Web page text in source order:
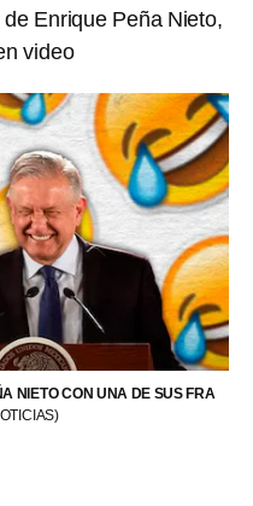
Enrique Peña Nieto,
video
NIETO CON UNA DE SUS FRA